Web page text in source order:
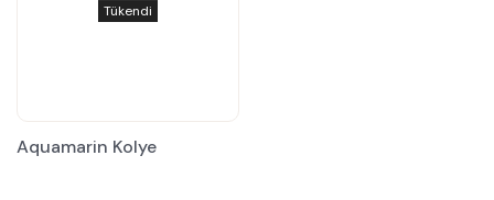
Tükendi
Aquamarin Kolye